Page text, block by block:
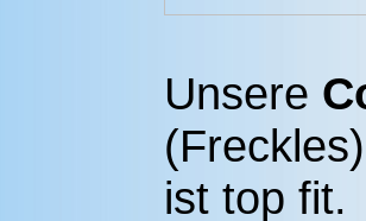
Unsere
ist top fit.